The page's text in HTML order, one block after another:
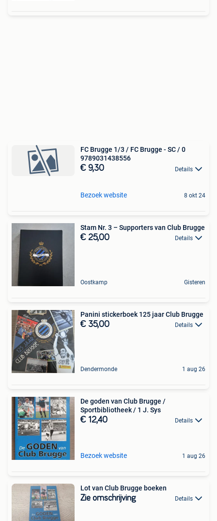
FC Brugge 1/3 / FC Brugge - SC / 0
9789031438556
€ 9,30 Details
Bezoek website 8 okt 24
Stam Nr. 3 – Supporters van Club Brugge
€ 25,00 Details
Oostkamp Gisteren
Panini stickerboek 125 jaar Club Brugge
€ 35,00 Details
Dendermonde 1 aug 26
De goden van Club Brugge /
Sportbibliotheek / 1 J. Sys
€ 12,40 Details
Bezoek website 1 aug 26
Lot van Club Brugge boeken
Zie omschrijving Details